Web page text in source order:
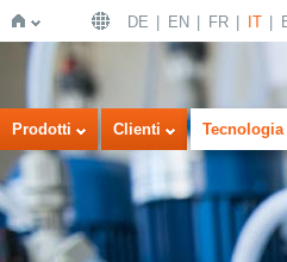
Home
DE EN FR IT
Prodotti Clienti Tecnologia